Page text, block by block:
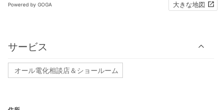
Powered by GOGA 大きな地図
サービス
オール電化相談店＆ショールーム